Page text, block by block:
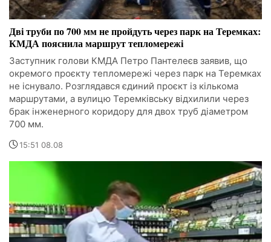
Дві труби по 700 мм не пройдуть через парк на Теремках:
КМДА пояснила маршрут тепломережі
Заступник голови КМДА Петро Пантелеєв заявив, що
окремого проєкту тепломережі через парк на Теремках
не існувало. Розглядався єдиний проєкт із кількома
маршрутами, а вулицю Теремківську відхилили через
брак інженерного коридору для двох труб діаметром
700 мм.
15:51 08.08